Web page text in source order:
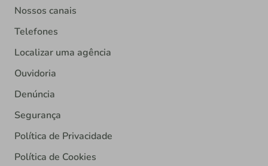
Nossos canais
Telefones
Localizar uma agência
Ouvidoria
Denúncia
Segurança
Política de Privacidade
Política de Cookies